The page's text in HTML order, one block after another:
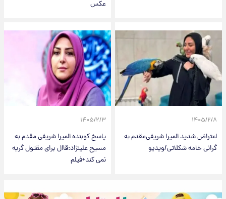
عکس
۱۴۰۵/۲/۸
اعتراض شدید المیرا شریفی‌مقدم به
گرانی خامه شکلاتی/ویدیو
۱۴۰۵/۲/۳
پاسخ کوبنده المیرا شریفی مقدم به
مسیح علینژاد:قاال برای مقتول گریه
نمی کند+فیلم